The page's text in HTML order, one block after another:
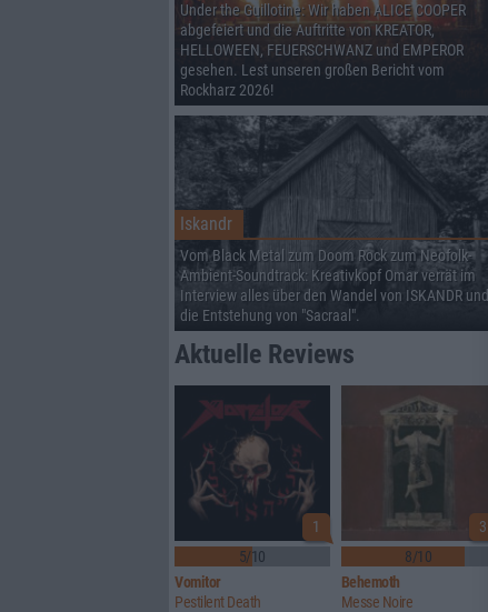
Under the Guillotine: Wir haben ALICE COOPER
abgefeiert und die Auftritte von KREATOR,
HELLOWEEN, FEUERSCHWANZ und EMPEROR
gesehen. Lest unseren großen Bericht vom
Rockharz 2026!
Iskandr
Vom Black Metal zum Doom Rock zum Neofolk-
Ambient-Soundtrack: Kreativkopf Omar verrät im
Interview alles über den Wandel von ISKANDR und
die Entstehung von "Sacraal".
Aktuelle Reviews
1
5/10
Vomitor
Pestilent Death
3
8/10
Behemoth
Messe Noire